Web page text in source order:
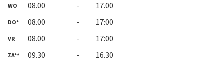
WO 08.00 - 17.00
DO* 08.00 - 17:00
VR 08.00 - 17:00
ZA** 09.30 - 16.30